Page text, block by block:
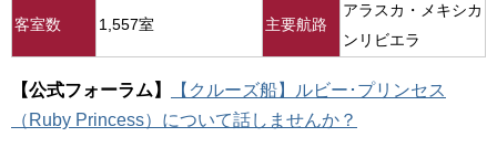
客室数 1,557室 主要航路
アラスカ・メキシカ
ンリビエラ
【公式フォーラム】
【クルーズ船】ルビー･プリンセス
（Ruby Princess）について話しませんか？